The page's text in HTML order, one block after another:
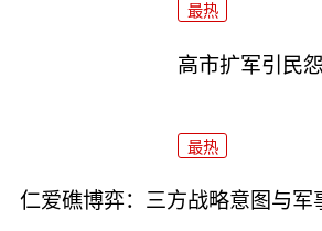
最热
高市扩军引民
最热
仁爱礁博弈：三方战略意图与军